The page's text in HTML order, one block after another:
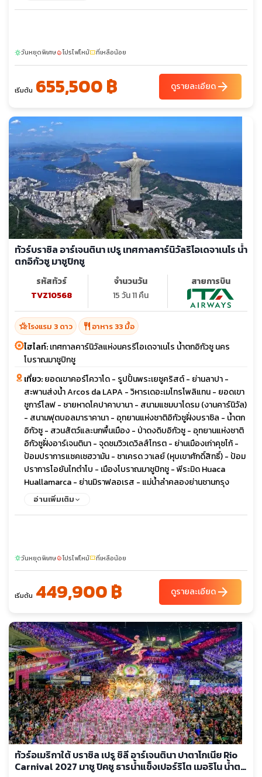
sunnyวันหยุดพิเศษlocal_fire_departmentโปรไฟไหม้confirmation_numberที่เหลือน้อย
เริ่มต้น 655,500 ฿ ดูรายละเอียดarrow_forward
ทัวร์บราซิล อาร์เจนตินา เปรู เทศกาลคาร์นิวัลริโอเดจาเนโร น้ำ
ตกอิกัวซู มาชูปิกชู
รหัสทัวร์
TVZ10568
จำนวนวัน
15 วัน 11 คืน
สายการบิน
hotel_classโรงแรม 3 ดาว restaurant อาหาร 33 มื้อ
ไฮไลท์:เทศกาลคาร์นิวัลแห่งนครรีโอเดจาเนโร น้ำตกอิกัวซู นคร
โบราณมาชูปิกชู
เที่ยว:ยอดเขาคอร์โควาโด - รูปปั้นพระเยซูคริสต์ - ย่านลาปา -
สะพานส่งน้ำ Arcos da LAPA - วิหารเดอะเมโทรโพลิแทน - ยอดเขา
ชูการ์โลฟ - ชายหาดโคปาคาบานา - สนามแซมบาโดรม (งานคาร์นิวัล)
- สนามฟุตบอลมาราคานา - อุทยานแห่งชาติอิกัวซูฝั่งบราซิล - น้ำตก
อิกัวซู - สวนสัตว์และนกพื้นเมือง - ป่าดงดิบอิกัวซู - อุทยานแห่งชาติ
อิกัวซูฝั่งอาร์เจนตินา - จุดชมวิวเดวิลส์โทรต - ย่านเมืองเก่าคุซโก้ -
ป้อมปราการแซคเซฮวามัน - ซาเครด วาเลย์ (หุบเขาศักดิ์สิทธิ์) - ป้อม
ปราการโอยันไทตำโบ - เมืองโบราณมาชูปิกชู - พีระมิด Huaca
Huallamarca - ย่านมิราฟลอเรส - แม่น้ำลำคลองย่านชานกรุง
บัวโนสไอเรส - ร้านหนังสือ El Ateneo - หมู่บ้านแทงโก - ย่านโบกา
อ่านเพิ่มเติม
sunnyวันหยุดพิเศษlocal_fire_departmentโปรไฟไหม้confirmation_numberที่เหลือน้อย
เริ่มต้น 449,900 ฿ ดูรายละเอียดarrow_forward
ทัวร์อเมริกาใต้ บราซิล เปรู ชิลี อาร์เจนตินา ปาตาโกเนีย Rio
Carnival 2027 มาชู ปิคชู ธารน้ำแข็งเปอร์ริโต เมอริโน น้ำตก